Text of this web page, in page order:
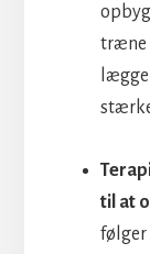
træne
til at
følger